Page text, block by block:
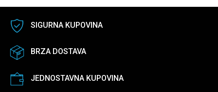
SIGURNA KUPOVINA
BRZA DOSTAVA
JEDNOSTAVNA KUPOVINA